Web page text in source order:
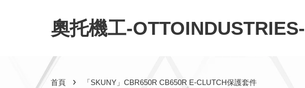
奧托機工-OTTOINDUSTRIES-
首頁 › 「SKUNY」CBR650R CB650R E-CLUTCH保護套件